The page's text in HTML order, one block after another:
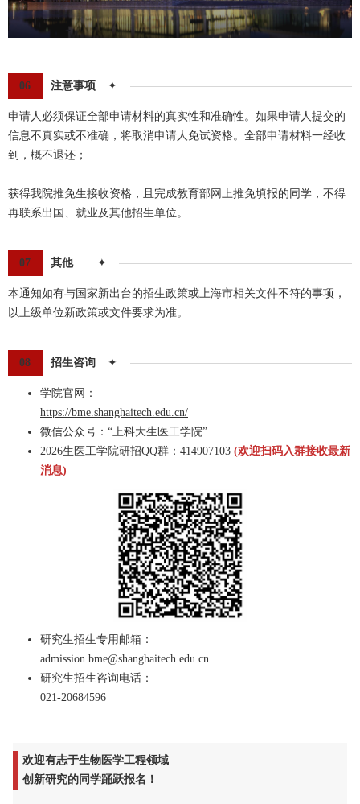
06 注意事项 ✦
申请人必须保证全部申请材料的真实性和准确性。如果申请人提交的
信息不真实或不准确，将取消申请人免试资格。全部申请材料一经收
到，概不退还；
获得我院推免生接收资格，且完成教育部网上推免填报的同学，不得
再联系出国、就业及其他招生单位。
07 其他 ✦
本通知如有与国家新出台的招生政策或上海市相关文件不符的事项，
以上级单位新政策或文件要求为准。
08 招生咨询 ✦
学院官网：
https://bme.shanghaitech.edu.cn/
微信公众号：“上科大生医工学院”
2026生医工学院研招QQ群：414907103 (欢迎扫码入群接收最新
消息)
研究生招生专用邮箱：
admission.bme@shanghaitech.edu.cn
研究生招生咨询电话：
021-20684596
欢迎有志于生物医学工程领域
创新研究的同学踊跃报名！